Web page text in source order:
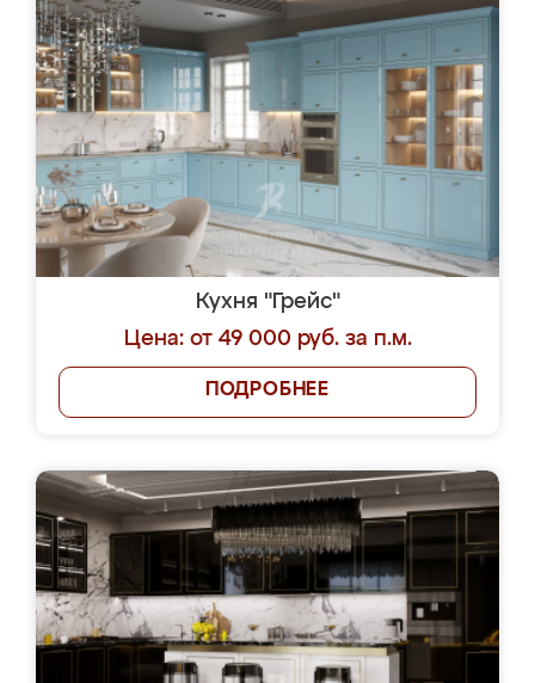
Кухня "Грейс"
Цена: от 49 000 руб. за п.м.
ПОДРОБНЕЕ